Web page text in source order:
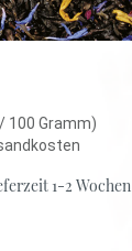
100 Gramm)
1-2 Wochen